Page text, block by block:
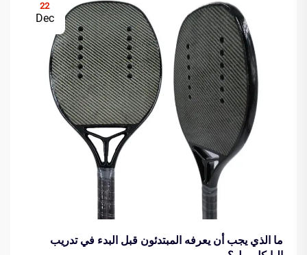
22
Dec
ما الذي يجب أن يعرفه المبتدئون قبل البدء في تدريب